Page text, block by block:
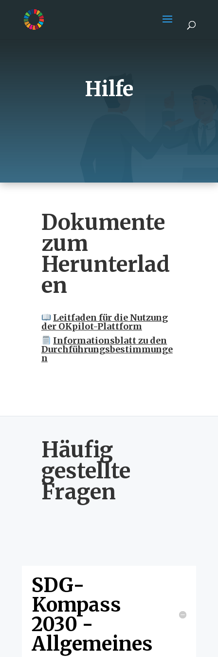
Hilfe
Dokumente
zum
Herunterlad
en
Leitfaden für die Nutzung
der OKpilot-Plattform
Informationsblatt zu den
Durchführungsbestimmunge
n
Häufig
gestellte
Fragen
SDG-
Kompass
2030 -
Allgemeines